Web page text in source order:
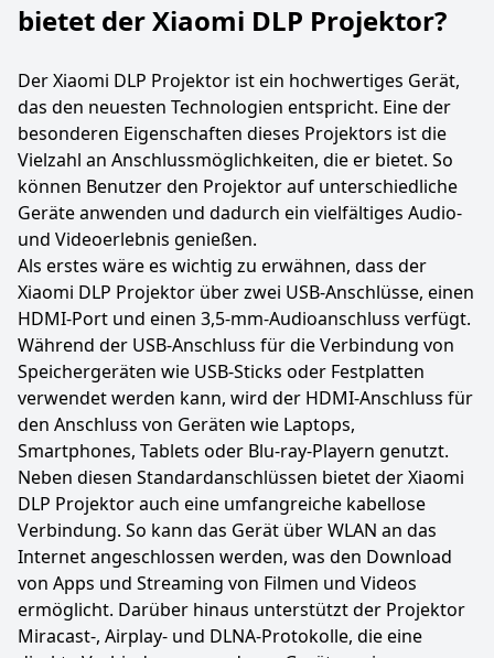
bietet der Xiaomi DLP Projektor?
Der Xiaomi DLP Projektor ist ein hochwertiges Gerät,
das den neuesten Technologien entspricht. Eine der
besonderen Eigenschaften dieses Projektors ist die
Vielzahl an Anschlussmöglichkeiten, die er bietet. So
können Benutzer den Projektor auf unterschiedliche
Geräte anwenden und dadurch ein vielfältiges Audio-
und Videoerlebnis genießen.
Als erstes wäre es wichtig zu erwähnen, dass der
Xiaomi DLP Projektor über zwei USB-Anschlüsse, einen
HDMI-Port und einen 3,5-mm-Audioanschluss verfügt.
Während der USB-Anschluss für die Verbindung von
Speichergeräten wie USB-Sticks oder Festplatten
verwendet werden kann, wird der HDMI-Anschluss für
den Anschluss von Geräten wie Laptops,
Smartphones, Tablets oder Blu-ray-Playern genutzt.
Neben diesen Standardanschlüssen bietet der Xiaomi
DLP Projektor auch eine umfangreiche kabellose
Verbindung. So kann das Gerät über WLAN an das
Internet angeschlossen werden, was den Download
von Apps und Streaming von Filmen und Videos
ermöglicht. Darüber hinaus unterstützt der Projektor
Miracast-, Airplay- und DLNA-Protokolle, die eine